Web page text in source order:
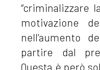
“criminalizzare
motivazione
nell’aumento
partire dal
Questa è però